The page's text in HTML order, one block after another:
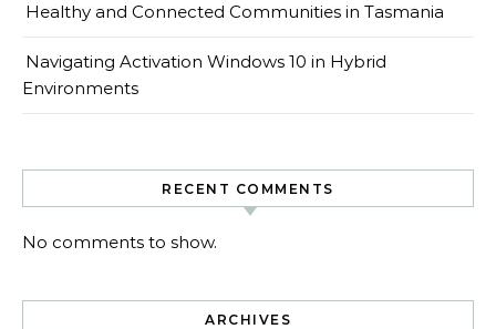
Healthy and Connected Communities in Tasmania
Navigating Activation Windows 10 in Hybrid
Environments
RECENT COMMENTS
No comments to show.
ARCHIVES